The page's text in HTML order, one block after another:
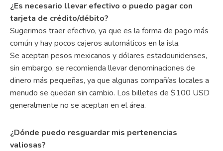
¿Es necesario llevar efectivo o puedo pagar con
tarjeta de crédito/débito?
Sugerimos traer efectivo, ya que es la forma de pago más
común y hay pocos cajeros automáticos en la isla.
Se aceptan pesos mexicanos y dólares estadounidenses,
sin embargo, se recomienda llevar denominaciones de
dinero más pequeñas, ya que algunas compañías locales a
menudo se quedan sin cambio. Los billetes de $100 USD
generalmente no se aceptan en el área.
¿Dónde puedo resguardar mis pertenencias
valiosas?